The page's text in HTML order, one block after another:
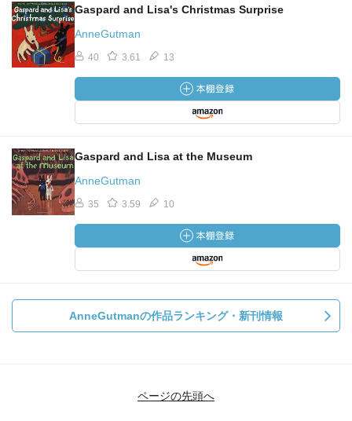
Gaspard and Lisa's Christmas Surprise
AnneGutman
40 3.61 13
Gaspard and Lisa at the Museum
AnneGutman
35 3.59 10
AnneGutmanの作品ランキング・新刊情報
ページの先頭へ